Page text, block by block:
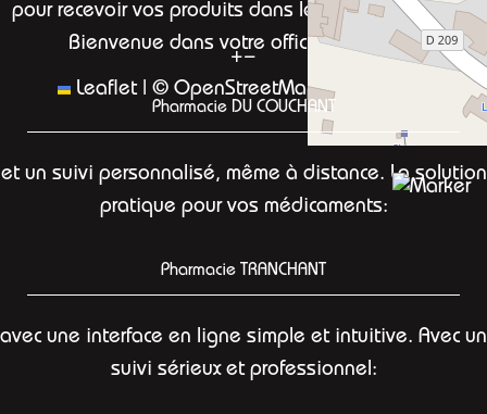
+−
Leaflet | ©OpenStreetMapcontributors
pour recevoir vos produits dans les meilleurs délais.
Bienvenue dans votre officine en ligne:
Pharmacie DU COUCHANT
et un suivi personnalisé, même à distance. La solution
pratique pour vos médicaments:
Pharmacie TRANCHANT
avec une interface en ligne simple et intuitive. Avec un
suivi sérieux et professionnel: